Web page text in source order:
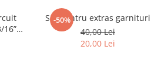
-50%
Set pentru extras garnituri
40,00 Lei
20,00 Lei